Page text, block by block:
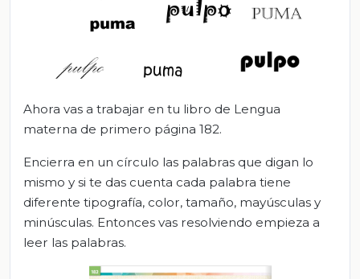
Ahora vas a trabajar en tu libro de Lengua
materna de primero página 182.
Encierra en un círculo las palabras que digan lo
mismo y si te das cuenta cada palabra tiene
diferente tipografía, color, tamaño, mayúsculas y
minúsculas. Entonces vas resolviendo empieza a
leer las palabras.